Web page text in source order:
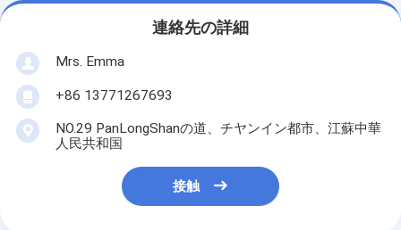
連絡先の詳細
Mrs. Emma
+86 13771267693
NO.29 PanLongShanの道、チヤンイン都市、江蘇中華
人民共和国
接触